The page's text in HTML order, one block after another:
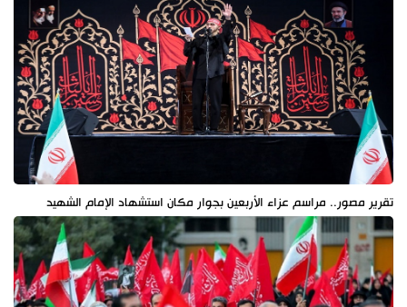
تقرير مصور.. مراسم عزاء الأربعين بجوار مكان استشهاد الإمام الشهيد